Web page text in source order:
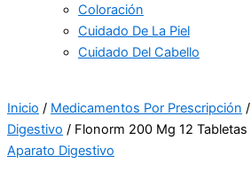
Coloración
Cuidado De La Piel
Cuidado Del Cabello
Inicio / Medicamentos Por Prescripción /
Digestivo / Flonorm 200 Mg 12 Tabletas
Aparato Digestivo